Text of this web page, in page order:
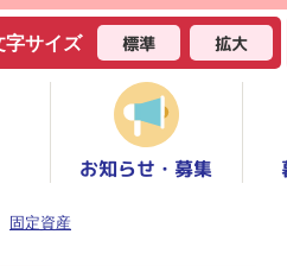
字サイズ 標準 拡大
お知らせ・募集
固定資産